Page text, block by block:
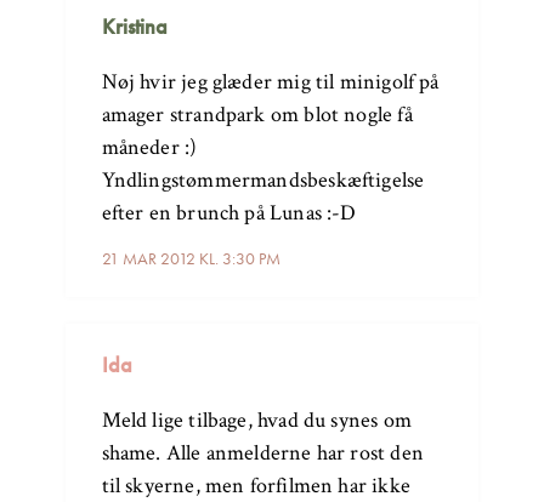
Kristina
21 MAR 2012 KL. 3:30 PM
Nøj hvir jeg glæder mig til minigolf på
amager strandpark om blot nogle få
måneder :)
Yndlingstømmermandsbeskæftigelse
efter en brunch på Lunas :-D
Ida
Meld lige tilbage, hvad du synes om
shame. Alle anmelderne har rost den
til skyerne, men forfilmen har ikke